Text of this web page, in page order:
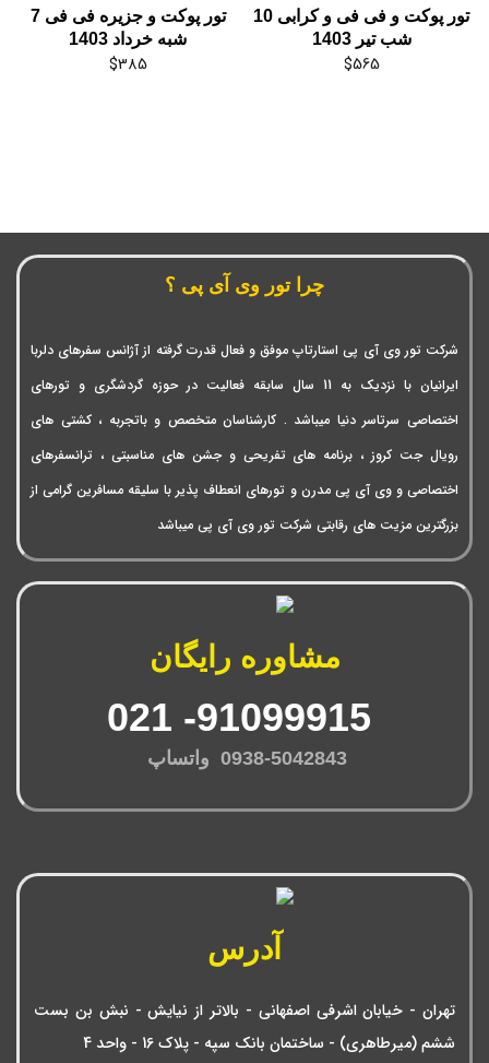
تور پوکت و فی فی و کرابی 10
شب تیر 1403
$565
تور پوکت و جزیره فی فی 7
شبه خرداد 1403
$385
چرا تور وی آی پی ؟
شرکت تور وی آی پی استارتاپ موفق و فعال قدرت گرفته از آژانس سفرهای دلربا
ایرانیان با نزدیک به 11 سال سابقه فعالیت در حوزه گردشگری و تورهای
اختصاصی سرتاسر دنیا میباشد . کارشناسان متخصص و باتجربه ، کشتی های
رویال جت کروز ، برنامه های تفریحی و جشن های مناسبتی ، ترانسفرهای
اختصاصی و وی آی پی مدرن و تورهای انعطاف پذیر با سلیقه مسافرین گرامی از
بزرگترین مزیت های رقابتی شرکت تور وی آی پی میباشد
مشاوره رایگان
0938-5042843 واتساپ
آدرس
تهران - خیابان اشرفی اصفهانی - بالاتر از نیایش - نبش بن بست
ششم (میرطاهری) - ساختمان بانک سپه - پلاک 16 - واحد 4